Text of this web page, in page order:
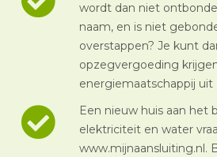
wordt dan niet
naam, en is niet
overstappen? Je kunt
opzegvergoeding
energiemaatschappij uit
Een nieuw huis aan het
elektriciteit en water
www.mijnaansluiting.nl.